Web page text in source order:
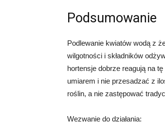
Podsumowanie
Podlewanie kwiatów wodą z
wilgotności i składników
hortensje dobrze reagują na
umiarem i nie przesadzać z
roślin, a nie zastępować
Wezwanie do działania: